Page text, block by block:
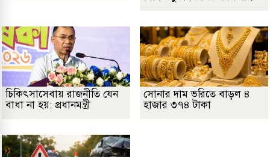
চিকিৎসাসেবায় রাজনীতি যেন
বাধা না হয়: প্রধানমন্ত্রী
সোনার দাম ভরিতে বাড়ল ৪
হাজার ৩৭৪ টাকা